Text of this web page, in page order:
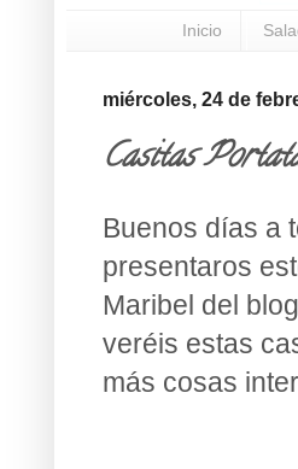
Inicio
miércoles, 24 de
Casitas
Buenos días a
presentaros
Maribel del blog
veréis estas
más cosas